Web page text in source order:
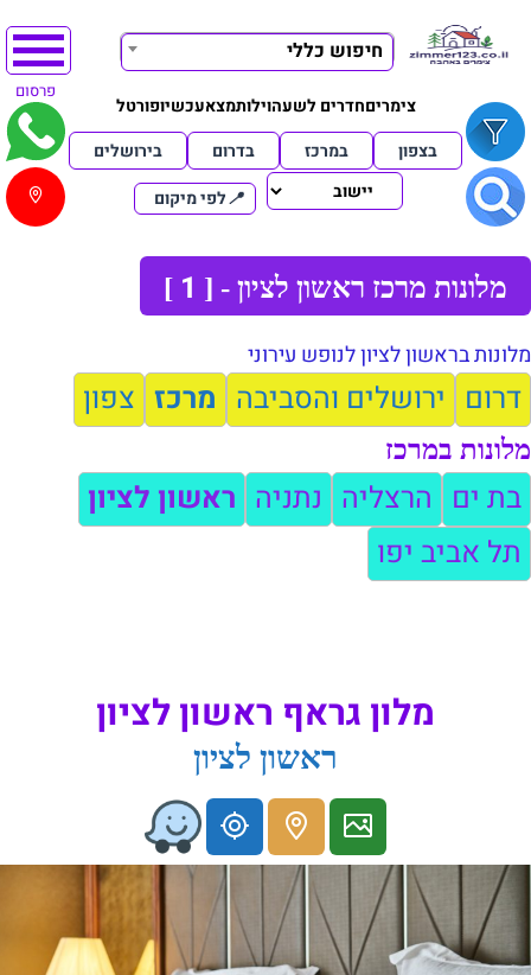
חיפוש כללי
צימריםחדרים לשעהוילותמצאעכשיופורטל
פרסום
בצפון במרכז בדרום
בירושלים
📍לפי מיקום
מלונות מרכז ראשון לציון - [ 1
]
מלונות בראשון לציון לנופש עירוני
דרום ירושלים והסביבה מרכז צפון
מלונות במרכז
בת ים הרצליה נתניה ראשון לציון
תל אביב יפו
מלון גראף ראשון לציון
ראשון לציון